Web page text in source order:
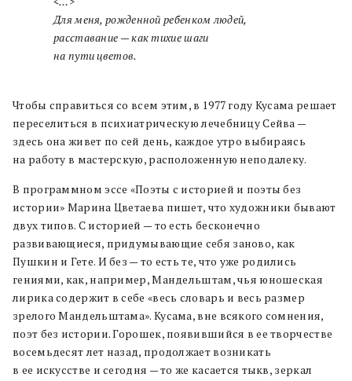
Для меня, рожденной ребенком людей,
расставание — как тихие шаги
на пути цветов.
Чтобы справиться со всем этим, в 1977 году Кусама решает
переселиться в психиатрическую лечебницу Сейва —
здесь она живет по сей день, каждое утро выбираясь
на работу в мастерскую, расположенную неподалеку.
В программном эссе «Поэты с историей и поэты без
истории» Марина Цветаева пишет, что художники бывают
двух типов. С историей — то есть бесконечно
развивающиеся, придумывающие себя заново, как
Пушкин и Гете. И без — то есть те, что уже родились
гениями, как, например, Мандельштам, чья юношеская
лирика содержит в себе «весь словарь и весь размер
зрелого Мандельштама». Кусама, вне всякого сомнения,
поэт без истории. Горошек, появившийся в ее творчестве
восемьдесят лет назад, продолжает возникать
в ее искусстве и сегодня — то же касается тыкв, зеркал